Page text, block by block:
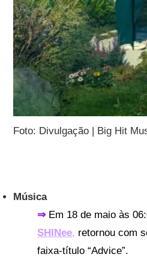
Foto: Divulgação | Big Hit
Música
⇒ Em 18 de maio às
SHINee, retornou com
faixa-título “Advice”.